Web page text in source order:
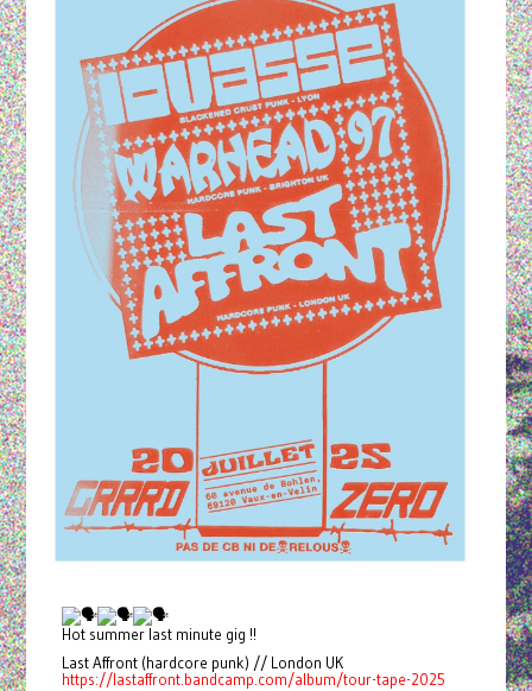
Hot summer last minute gig !!
Last Affront (hardcore punk) // London UK
https://lastaffront.bandcamp.com/album/tour-tape-2025